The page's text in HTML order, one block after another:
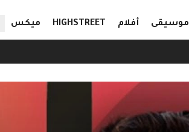
موسيقى أفلام HIGHSTREET ميكس